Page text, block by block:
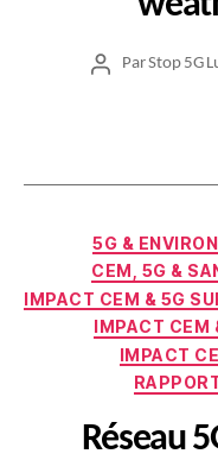
Auteur
ParStop 5G
5G &
CEM, 5G &
IMPACT CEM & 5G
IMPACT CEM
IMPACT
Réseau